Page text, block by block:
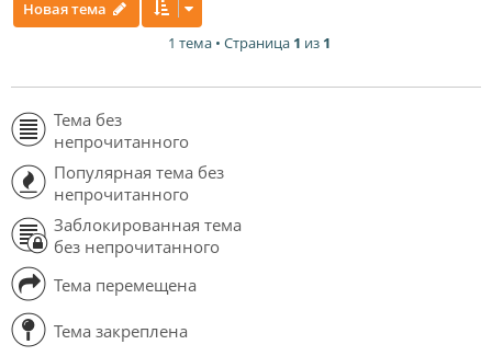
Новая тема
1 тема • Страница 1 из 1
Тема без
непрочитанного
Популярная тема без
непрочитанного
Заблокированная тема
без непрочитанного
Тема перемещена
Тема закреплена